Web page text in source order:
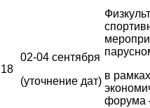
18
02-04 сентября
(уточнение дат) в